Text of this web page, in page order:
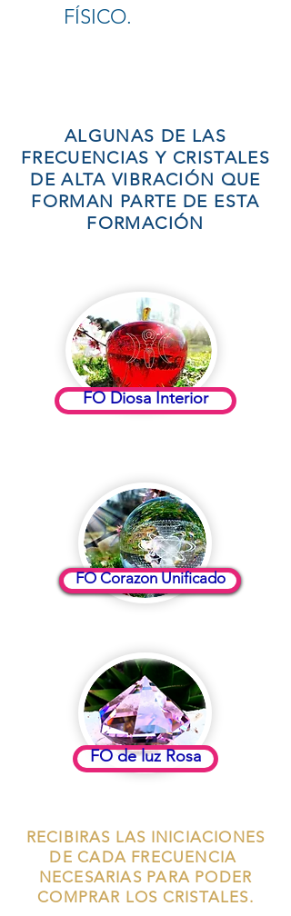
FÍSICO.
ALGUNAS DE LAS
FRECUENCIAS Y CRISTALES
DE ALTA VIBRACIÓN QUE
FORMAN PARTE DE ESTA
FORMACIÓN
FO Diosa Interior
FO Corazon Unificado
FO de luz Rosa
RECIBIRAS LAS INICIACIONES
DE CADA FRECUENCIA
NECESARIAS PARA PODER
COMPRAR LOS CRISTALES.